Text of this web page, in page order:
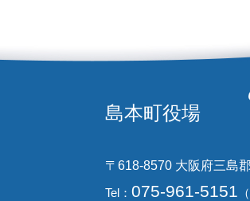
島本町役場
〒618-8570 大阪府三島
Tel： 075-961-5151